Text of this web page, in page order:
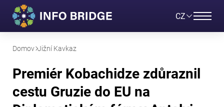
CZ
Domov Jižní Kavkaz
Premiér Kobachidze zdůraznil
cestu Gruzie do EU na